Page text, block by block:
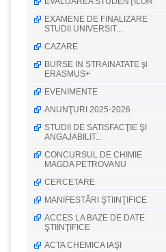
EXAMENE DE FINALIZARE
STUDII UNIVERSIT...
CAZARE
BURSE IN STRAINATATE şi
ERASMUS+
EVENIMENTE
ANUNŢURI 2025-2026
STUDII DE SATISFACŢIE ŞI
ANGAJABILIT...
CONCURSUL DE CHIMIE
MAGDA PETROVANU
CERCETARE
MANIFESTĂRI ŞTIINŢIFICE
ACCES LA BAZE DE DATE
ŞTIINŢIFICE
ACTA CHEMICA IAŞI